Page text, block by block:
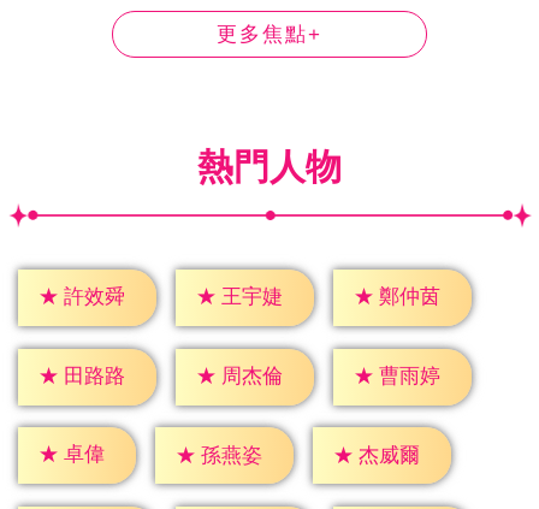
更多焦點+
熱門人物
★ 許效舜 ★ 王宇婕 ★ 鄭仲茵
★ 田路路 ★ 周杰倫 ★ 曹雨婷
★ 卓偉 ★ 孫燕姿 ★ 杰威爾